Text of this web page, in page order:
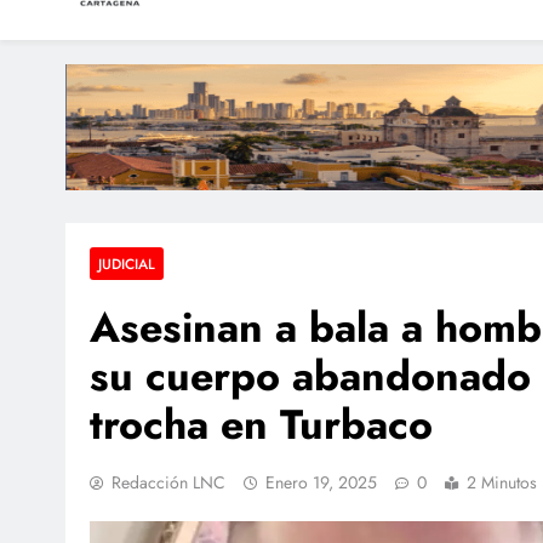
Dos sobrevivientes
Hallan a una
LAS NOTICIAS CARTAGENA
Periodismo e Investigación
JUDICIAL
Asesinan a bala a
su cuerpo abandonado
trocha en Turbaco
Redacción LNC Enero 19, 2025 0 2 Minutos